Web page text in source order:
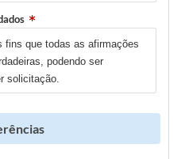
fins que todas as afirmações
podendo ser
solicitação.